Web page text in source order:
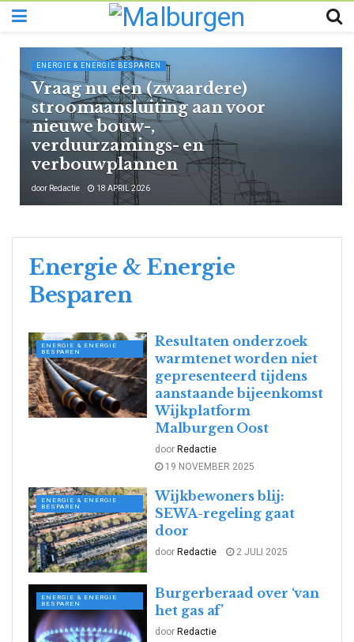
ENERGIE & ENERGIE BESPAREN
Vraag nu een (zwaardere)
stroomaansluiting aan voor
nieuwe bouw-,
verduurzamings- en
verbouwplannen
door Redactie 18 APRIL 2026
Energie & Energie
Besparen
ENERGIE & ENERGIE
BESPAREN
Resultaten onderzoek
warmtenet worden niet
gepresenteerd tijdens
aanstaande bijeenkomst
Wijkplatform
Malburgen Oost
door Redactie
19 NOVEMBER 2025
ENERGIE & ENERGIE
BESPAREN
Wijkbewoners blij:
SEWA-regeling gaat
door
door Redactie 2 JULI 2025
ENERGIE & ENERGIE
BESPAREN
Burgerberaad over ‘van
het gas af’
door Redactie